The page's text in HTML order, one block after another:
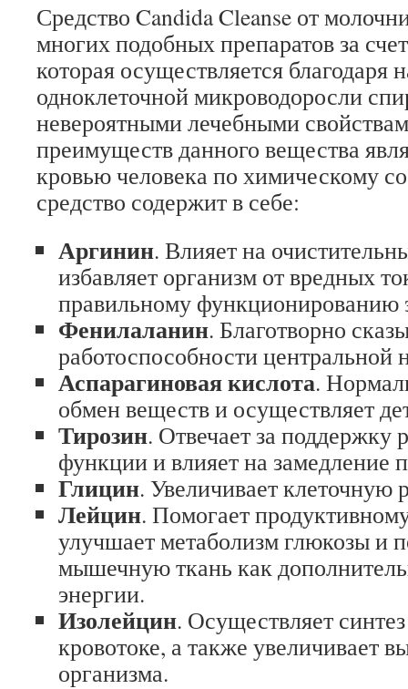
Средство Candida Cleanse от
многих подобных препаратов за
которая осуществляется благодаря
одноклеточной микроводоросли
невероятными лечебными
преимуществ данного вещества
кровью человека по химическому
средство содержит в себе:
Аргинин. Влияет на
избавляет организм от вредных
правильному функционированию
Фенилаланин. Благотворно
работоспособности центральной
Аспарагиновая кислота.
обмен веществ и осуществляет
Тирозин. Отвечает за поддержку
функции и влияет на замедление
Глицин. Увеличивает клеточную
Лейцин. Помогает
улучшает метаболизм глюкозы и
мышечную ткань как
энергии.
Изолейцин. Осуществляет
кровотоке, а также увеличивает
организма.